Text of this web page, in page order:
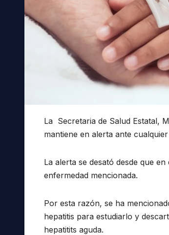
La Secretaria de Salud Estatal,
mantiene en alerta ante
La alerta se desató desde que
enfermedad mencionada.
Por esta razón, se ha
hepatitis para estudiarlo y
hepatitits aguda.